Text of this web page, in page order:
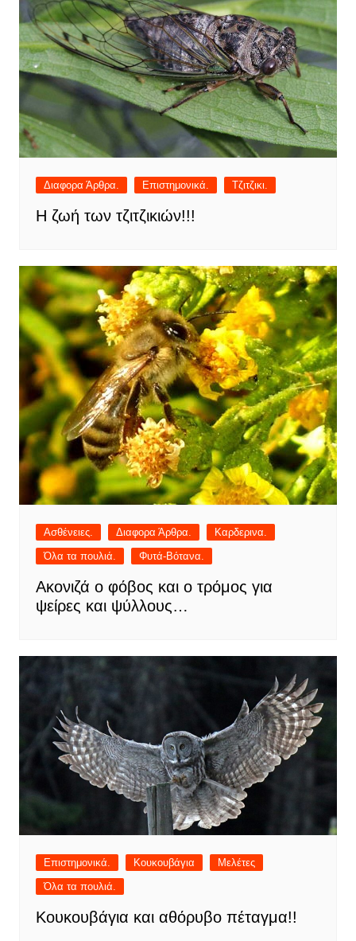
Διαφορα Άρθρα. Επιστημονικά. Τζιτζικι.
Η ζωή των τζιτζικιών!!!
Ασθένειες. Διαφορα Άρθρα.
Καρδερινα.
Όλα τα πουλιά.
Φυτά-Βότανα.
Ακονιζά ο φόβος και ο τρόμος για
ψείρες και ψύλλους…
Επιστημονικά. Κουκουβάγια
Μελέτες
Όλα τα πουλιά.
Κουκουβάγια και αθόρυβο πέταγμα!!